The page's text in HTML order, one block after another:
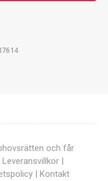
och får
Leveransvillkor |
| Kontakt